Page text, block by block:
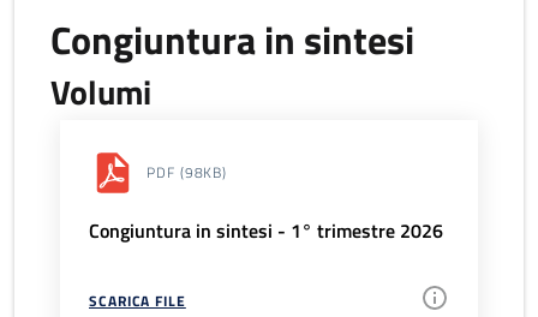
Congiuntura in sintesi
Volumi
PDF (98KB)
Congiuntura in sintesi - 1° trimestre 2026
SCARICA FILE